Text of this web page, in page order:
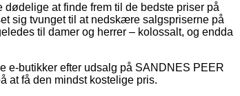
at finde frem til de bedste priser på
sig tvunget til at nedskære salgspriserne på
til damer og herrer – kolossalt, og endda
e-butikker efter udsalg på SANDNES PEER
at få den mindst kostelige pris.